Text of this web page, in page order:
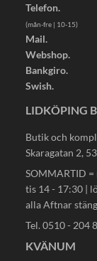
Telefon.
(mån-fre | 10-15)
Mail.
Webshop.
Bankgiro.
Swish.
LIDKÖPING
Butik och
Skaragatan 2,
SOMMARTID =
tis 14 - 17:30 |
alla Aftnar
Tel. 0510 - 204
KVÄNUM